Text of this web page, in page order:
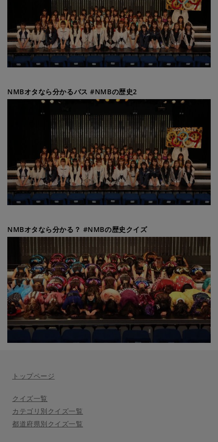
NMBオタなら分かるバス #NMBの歴史2
NMBオタなら分かる？ #NMBの歴史クイズ
トップページ
クイズ一覧
カテゴリ別クイズ一覧
都道府県別クイズ一覧